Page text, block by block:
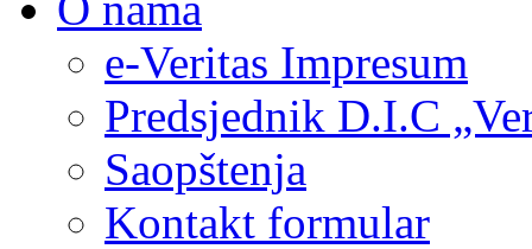
e-Veritas Impresum
Predsjednik D.I.C
Saopštenja
Kontakt formular